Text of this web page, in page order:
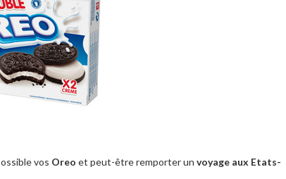
vos Oreo et peut-être remporter un voyage aux Etats-